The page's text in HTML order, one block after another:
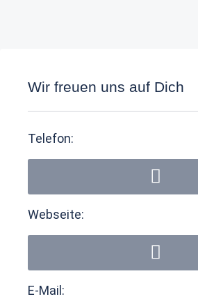
Wir freuen uns auf Dich
Telefon:
Webseite:
E-Mail: